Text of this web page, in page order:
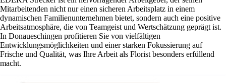
Mitarbeitenden nicht nur einen sicheren Arbeitsplatz in einem
dynamischen Familienunternehmen bietet, sondern auch eine positive
Arbeitsatmosphäre, die von Teamgeist und Wertschätzung geprägt ist.
In Donaueschingen profitieren Sie von vielfältigen
Entwicklungsmöglichkeiten und einer starken Fokussierung auf
Frische und Qualität, was Ihre Arbeit als Florist besonders erfüllend
macht.